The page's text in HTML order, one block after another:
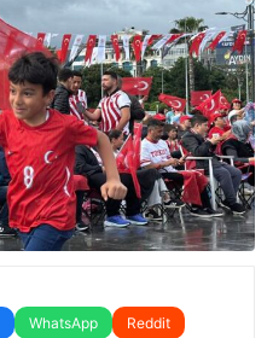
WhatsApp
Reddit